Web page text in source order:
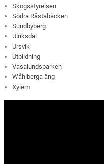
Skogsstyrelsen
Södra Råstabäcken
Sundbyberg
Ulriksdal
Ursvik
Utbildning
Vasalundsparken
Wåhlberga äng
Xylem